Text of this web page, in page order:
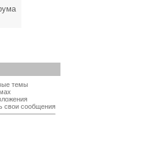
темы
свои сообщения